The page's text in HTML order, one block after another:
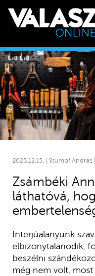
2025.12.15. | Stumpf András |
Zsámbéki
láthatóvá,
Interjúalanyunk
elbizonytalanodik,
beszélni
még nem volt,